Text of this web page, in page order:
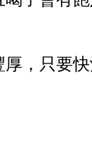
，只要